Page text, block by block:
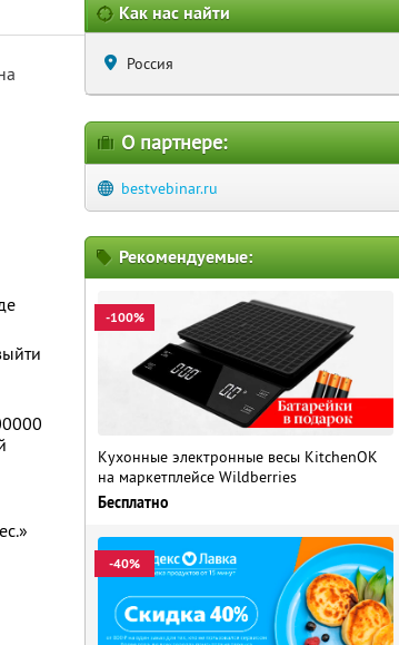
Как нас найти
Россия
О партнере:
bestvebinar.ru
Рекомендуемые:
-100%
Кухонные электронные весы KitchenOK
на маркетплейсе Wildberries
Бесплатно
-40%